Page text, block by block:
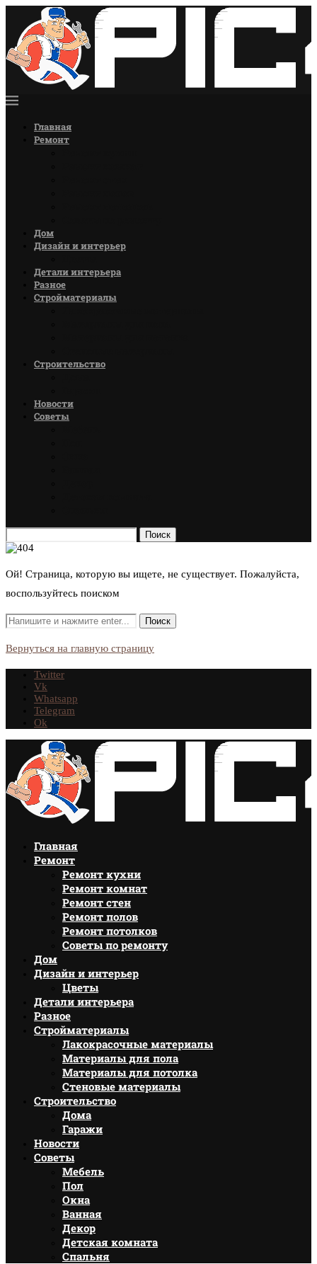
Главная
Ремонт
Дом
Дизайн и интерьер
Детали интерьера
Разное
Стройматериалы
Строительство
Новости
Советы
Поиск
Ой! Страница, которую вы ищете, не существует. Пожалуйста,
воспользуйтесь поиском
Вернуться на главную страницу
Twitter
Vk
Whatsapp
Telegram
Ok
Главная
Ремонт
Ремонт кухни
Ремонт комнат
Ремонт стен
Ремонт полов
Ремонт потолков
Советы по ремонту
Дом
Дизайн и интерьер
Цветы
Детали интерьера
Разное
Стройматериалы
Лакокрасочные материалы
Материалы для пола
Материалы для потолка
Стеновые материалы
Строительство
Дома
Гаражи
Новости
Советы
Мебель
Пол
Окна
Ванная
Декор
Детская комната
Спальня